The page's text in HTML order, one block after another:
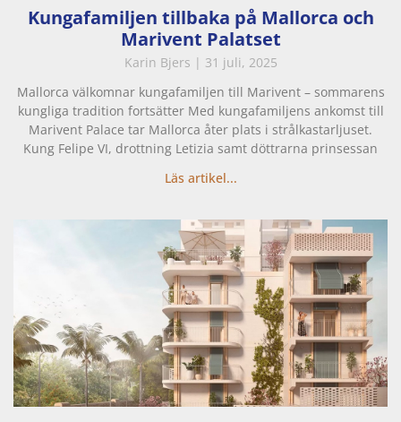
Kungafamiljen tillbaka på Mallorca och
Marivent Palatset
Karin Bjers
31 juli, 2025
Mallorca välkomnar kungafamiljen till Marivent – sommarens
kungliga tradition fortsätter Med kungafamiljens ankomst till
Marivent Palace tar Mallorca åter plats i strålkastarljuset.
Kung Felipe VI, drottning Letizia samt döttrarna prinsessan
Läs artikel...